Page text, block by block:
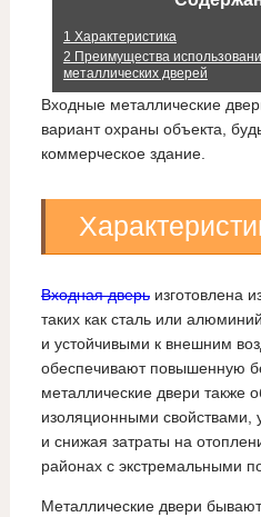
1 Характеристика
2 Преимущества
металлических дверей
Входные металлические
вариант охраны объекта,
коммерческое здание.
Входная дверьизготовлена
таких как сталь или
и устойчивыми к внешним
обеспечивают повышенную
металлические двери также
изоляционными свойствами,
и снижая затраты на
районах с экстремальными
Металлические двери